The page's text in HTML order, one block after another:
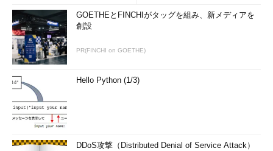
GOETHEとFINCHIがタッグを組み、新メディアを
創設
PR(FINCHI on GOETHE)
Hello Python (1/3)
DDoS攻撃（Distributed Denial of Service Attack）